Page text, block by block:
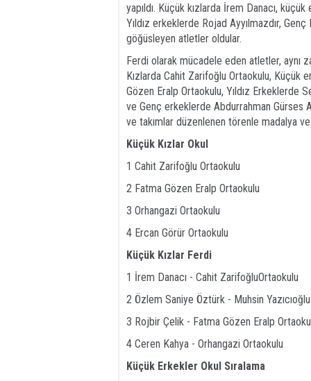
yapıldı. Küçük kızlarda İrem Danacı,
Yıldız erkeklerde Rojad Ayyılmazdır,
göğüsleyen atletler oldular.
Ferdi olarak mücadele eden atletler, aynı
Kızlarda Cahit Zarifoğlu Ortaokulu, Küçük
Gözen Eralp Ortaokulu, Yıldız Erkeklerde
ve Genç erkeklerde Abdurrahman Gürses
ve takımlar düzenlenen törenle madalya ve
Küçük Kızlar Okul
1 Cahit Zarifoğlu Ortaokulu
2 Fatma Gözen Eralp Ortaokulu
3 Orhangazi Ortaokulu
4 Ercan Görür Ortaokulu
Küçük Kızlar Ferdi
1 İrem Danacı - Cahit ZarifoğluOrtaokulu
2 Özlem Saniye Öztürk - Muhsin
3 Rojbir Çelik - Fatma Gözen Eralp
4 Ceren Kahya - Orhangazi Ortaokulu
Küçük Erkekler Okul Sıralama